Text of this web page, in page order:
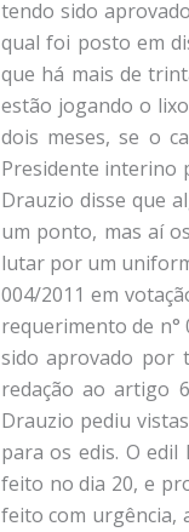
tendo sido
qual foi posto em
que há mais de
estão jogando o
dois meses, se o
Presidente interino
Drauzio disse que
um ponto, mas aí
lutar por um
004/2011 em
requerimento de n°
sido aprovado por
redação ao artigo
Drauzio pediu
para os edis. O
feito no dia 20, e
feito com urgência,